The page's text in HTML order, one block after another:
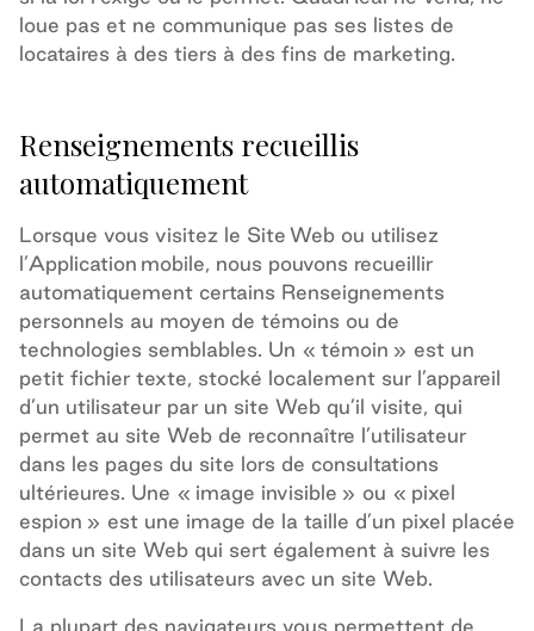
loue pas et ne communique pas ses listes de
locataires à des tiers à des fins de marketing.
Renseignements recueillis
automatiquement
Lorsque vous visitez le Site Web ou utilisez
l’Application mobile, nous pouvons recueillir
automatiquement certains Renseignements
personnels au moyen de témoins ou de
technologies semblables. Un « témoin » est un
petit fichier texte, stocké localement sur l’appareil
d’un utilisateur par un site Web qu’il visite, qui
permet au site Web de reconnaître l’utilisateur
dans les pages du site lors de consultations
ultérieures. Une « image invisible » ou « pixel
espion » est une image de la taille d’un pixel placée
dans un site Web qui sert également à suivre les
contacts des utilisateurs avec un site Web.
La plupart des navigateurs vous permettent de